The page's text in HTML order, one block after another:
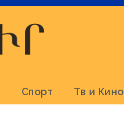
Спорт Тв и Кино